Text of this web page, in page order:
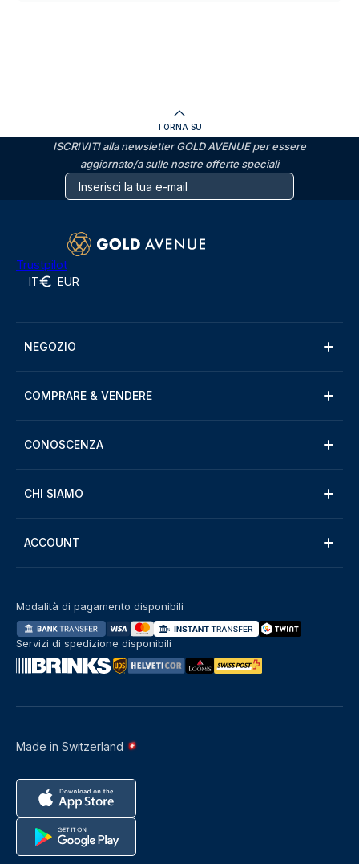
TORNA SU
ISCRIVITI alla newsletter GOLD AVENUE per essere
aggiornato/a sulle nostre offerte speciali
Trustpilot
IT EUR
NEGOZIO
COMPRARE & VENDERE
CONOSCENZA
CHI SIAMO
ACCOUNT
Made in Switzerland
Modalità di pagamento disponibili
Servizi di spedizione disponibili